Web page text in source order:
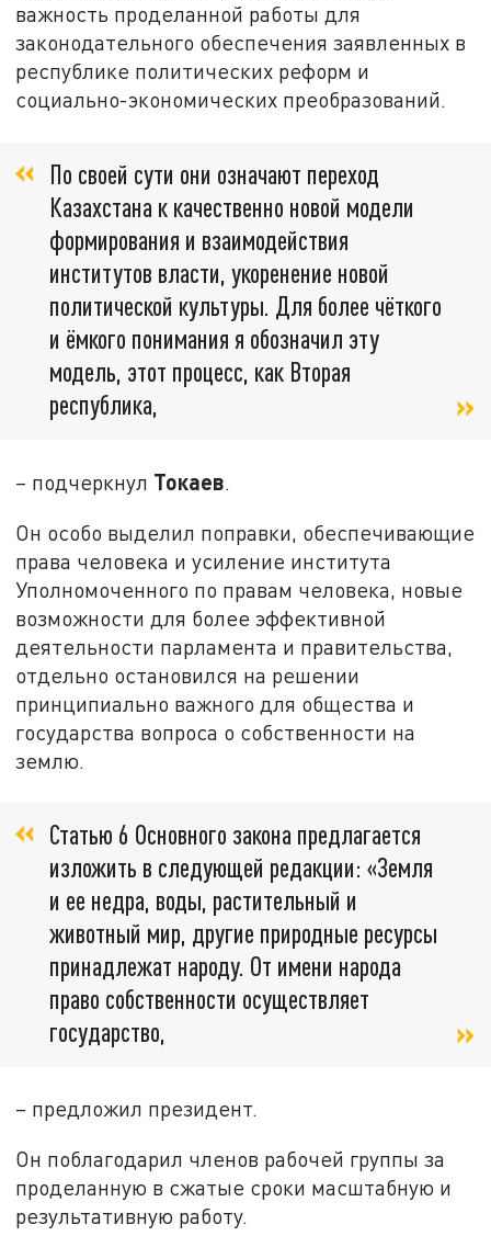
важность проделанной работы для
законодательного обеспечения заявленных в
республике политических реформ и
социально-экономических преобразований.
По своей сути они означают переход
Казахстана к качественно новой модели
формирования и взаимодействия
институтов власти, укоренение новой
политической культуры. Для более чёткого
и ёмкого понимания я обозначил эту
модель, этот процесс, как Вторая
республика,
– подчеркнул Токаев.
Он особо выделил поправки, обеспечивающие
права человека и усиление института
Уполномоченного по правам человека, новые
возможности для более эффективной
деятельности парламента и правительства,
отдельно остановился на решении
принципиально важного для общества и
государства вопроса о собственности на
землю.
Статью 6 Основного закона предлагается
изложить в следующей редакции: «Земля
и ее недра, воды, растительный и
животный мир, другие природные ресурсы
принадлежат народу. От имени народа
право собственности осуществляет
государство,
– предложил президент.
Он поблагодарил членов рабочей группы за
проделанную в сжатые сроки масштабную и
результативную работу.